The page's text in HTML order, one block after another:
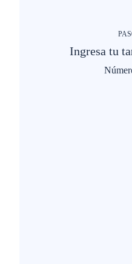
Ingresa tu